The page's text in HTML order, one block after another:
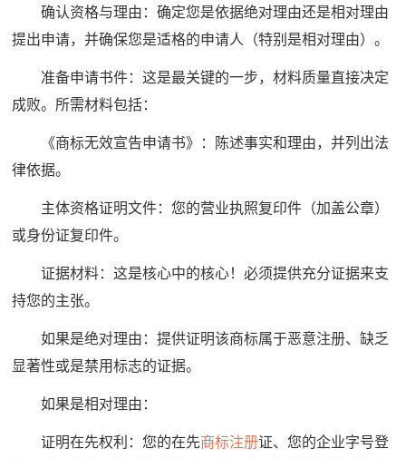
确认资格与理由：确定您是依据绝对理由还是相对理由
提出申请，并确保您是适格的申请人（特别是相对理由）。
准备申请书件：这是最关键的一步，材料质量直接决定
成败。所需材料包括：
《商标无效宣告申请书》：陈述事实和理由，并列出法
律依据。
主体资格证明文件：您的营业执照复印件（加盖公章）
或身份证复印件。
证据材料：这是核心中的核心！必须提供充分证据来支
持您的主张。
如果是绝对理由：提供证明该商标属于恶意注册、缺乏
显著性或是禁用标志的证据。
如果是相对理由：
证明在先权利：您的在先商标注册证、您的企业字号登